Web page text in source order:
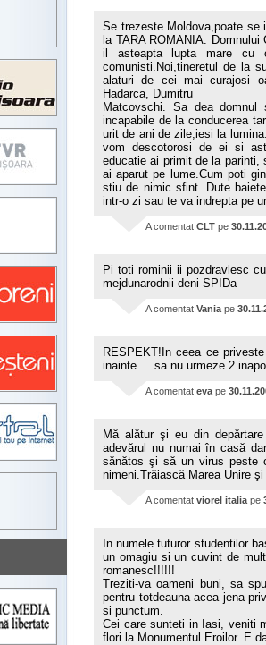
Se trezeste Moldova,poate se
la TARA ROMANIA.
il asteapta lupta mare cu
comunisti.Noi,tineretul de la
alaturi de cei mai curajosi
Hadarca, Dumitru
Matcovschi. Sa dea
incapabile de la conducerea
urit de ani de zile,iesi la
vom descotorosi de ei si
educatie ai primit de la
ai aparut pe lume.Cum poti
stiu de nimic sfint. Dute
intr-o zi sau te va indrepta pe
A comentat CLT pe
Pi toti rominii ii pozdravlesc
mejdunarodnii deni SPIDa
A comentat Vania pe
RESPEKT!In ceea ce
inainte.....sa nu urmeze 2
A comentat eva pe
Mă alătur şi eu din
adevărul nu numai în casă
sănătos şi să un virus peste
nimeni.Trăiască Marea Unire
A comentat viorel italia pe
In numele tuturor studentilor
un omagiu si un cuvint de
romanesc!!!!!!
Treziti-va oameni buni, sa
pentru totdeauna acea jena
si punctum.
Cei care sunteti in Iasi, veniti
flori la Monumentul Eroilor. E